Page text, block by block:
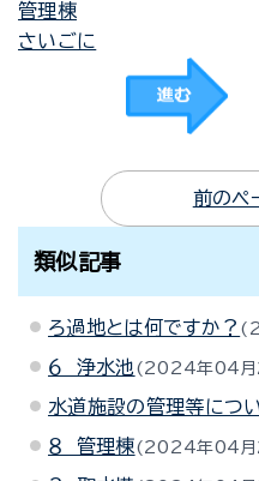
管理棟
さいごに
前のペ
類似記事
ろ過地とは何ですか？
６ 浄水池 2024年04月
水道施設の管理等につ
８ 管理棟 2024年04月